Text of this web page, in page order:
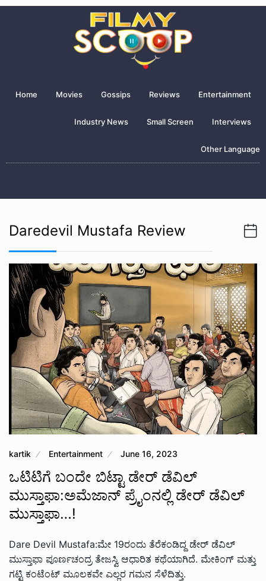
Home Movies Gossips Reviews Entertainment
Industry News Small Screen Interviews
Other Language
Daredevil Mustafa Review
kartik Entertainment June 16, 2023
ಒಟಿಟಿಗೆ ಬಂದೇ ಬಿಟ್ಟಾ ಡೇರ್ ಡೆವಿಲ್
ಮುಸ್ತಾಫಾ:ಅಮೆಜಾನ್‌ ಪ್ರೈಂನಲ್ಲಿ ಡೇರ್‌ ಡೆವಿಲ್‌
ಮುಸ್ತಾಫಾ…!
Dare Devil Mustafa:ಮೇ 19ರಂದು ತೆರೆಕಂಡಿದ್ದ ಡೇರ್ ಡೆವಿಲ್
ಮುಸ್ತಾಫಾ ಪೂರ್ಣಚಂದ್ರ ತೇಜಸ್ವಿ ಆಧಾರಿತ ಕಥೆಯಾಗಿದೆ. ಮೇಕಿಂಗ್‌ ಮತ್ತು
ಗಟ್ಟಿ ಕಂಟೆಂಟ್‌ ಮೂಲಕವೇ ಎಲ್ಲರ ಗಮನ ಸೆಳೆದಿತ್ತು.